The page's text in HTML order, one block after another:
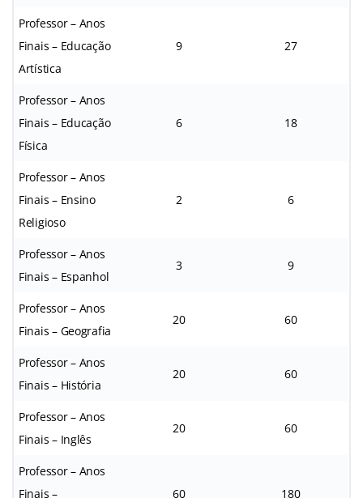
Professor – Anos
Finais – Educação
Artística
9 27
Professor – Anos
Finais – Educação
Física
6 18
Professor – Anos
Finais – Ensino
Religioso
2 6
Professor – Anos
Finais – Espanhol
3 9
Professor – Anos
Finais – Geografia
20 60
Professor – Anos
Finais – História
20 60
Professor – Anos
Finais – Inglês
20 60
Professor – Anos
Finais –
60 180